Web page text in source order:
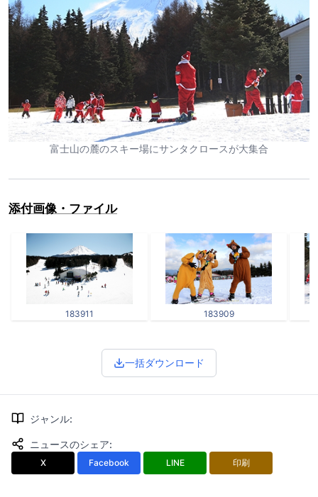
富士山の麓のスキー場にサンタクロースが大集合
添付画像・ファイル
183911 183909
一括ダウンロード
ジャンル:
ニュースのシェア:
X Facebook LINE 印刷